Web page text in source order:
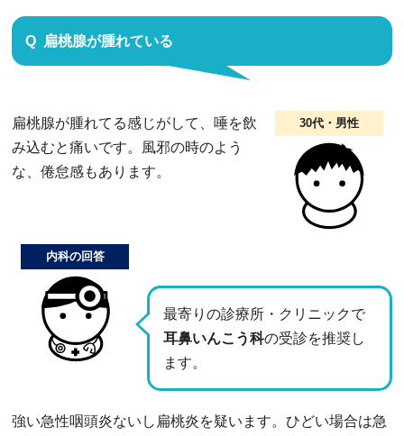
扁桃腺が腫れている
30代・男性
扁桃腺が腫れてる感じがして、唾を飲
み込むと痛いです。風邪の時のよう
な、倦怠感もあります。
最寄りの診療所・クリニックで
耳鼻いんこう科の受診を推奨し
ます。
内科の回答
強い急性咽頭炎ないし扁桃炎を疑います。ひどい場合は急